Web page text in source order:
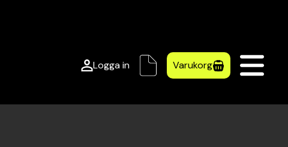
Logga in Varukorg